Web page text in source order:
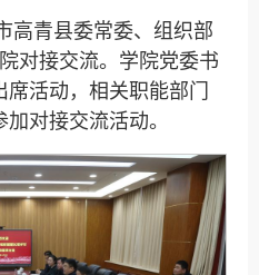
高青县委常委、组织部
对接交流。学院党委书
活动，相关职能部门
对接交流活动。